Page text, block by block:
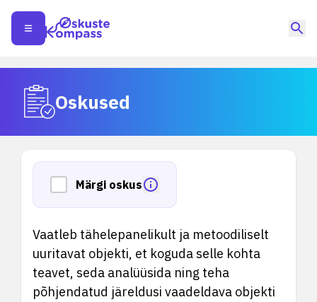
Oskused
Märgi oskus
Vaatleb tähelepanelikult ja metoodiliselt
uuritavat objekti, et koguda selle kohta
teavet, seda analüüsida ning teha
põhjendatud järeldusi vaadeldava objekti